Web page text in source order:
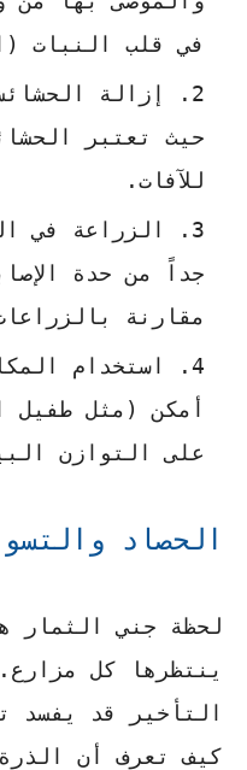
في قلب النبات
إزالة
حيث تعتبر
للآفات.
الزراعة في
جداً من حدة
مقارنة
استخدام
أمكن (مثل طفيل
على التوازن
الحصاد
لحظة جني الثمار
ينتظرها كل
التأخير قد يفسد
كيف تعرف أن